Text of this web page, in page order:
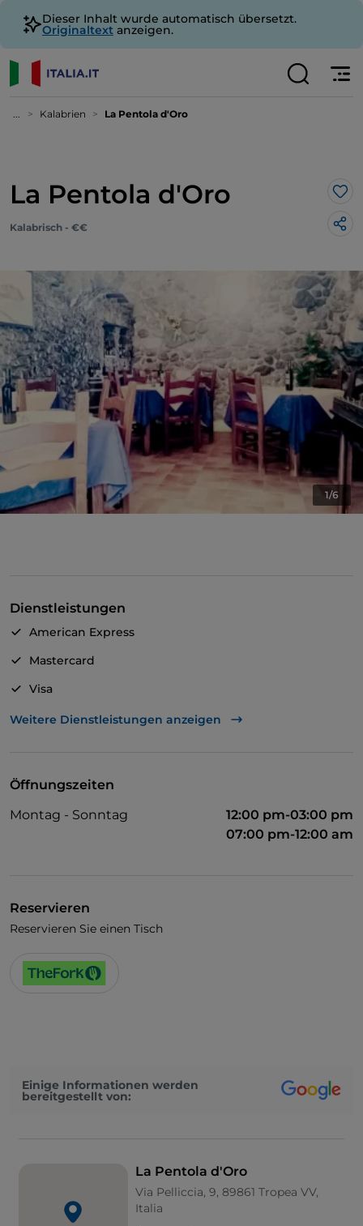
Dieser Inhalt wurde automatisch übersetzt.
Originaltext anzeigen.
... Kalabrien La Pentola d'Oro
La Pentola d'Oro
Kalabrisch - €€
1/6
Dienstleistungen
American Express
Mastercard
Visa
Es wird Englisch gesprochen
Weitere Dienstleistungen anzeigen
Öffnungszeiten
Montag - Sonntag
12:00 pm-03:00 pm
07:00 pm-12:00 am
Reservieren
Reservieren Sie einen Tisch
Einige Informationen werden
bereitgestellt von:
La Pentola d'Oro
Via Pelliccia, 9, 89861 Tropea VV,
Italia